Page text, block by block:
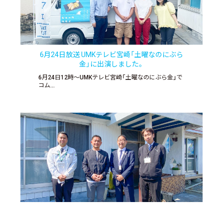
6月24日放送 UMKテレビ宮崎「土曜なのにぶら
金」に出演しました。
6月24日12時〜UMKテレビ宮崎「土曜なのにぶら金」で
コム…